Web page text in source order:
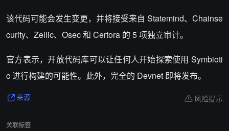
该代码可能会发生变更，并将接受来自 Statemind、Chainse
curity、Zellic、Osec 和 Certora 的 5 项独立审计。
官方表示，开放代码库可以让任何人开始探索使用 Symbioti
c 进行构建的可能性。此外，完全的 Devnet 即将发布。
来源 风险提示
关联标签